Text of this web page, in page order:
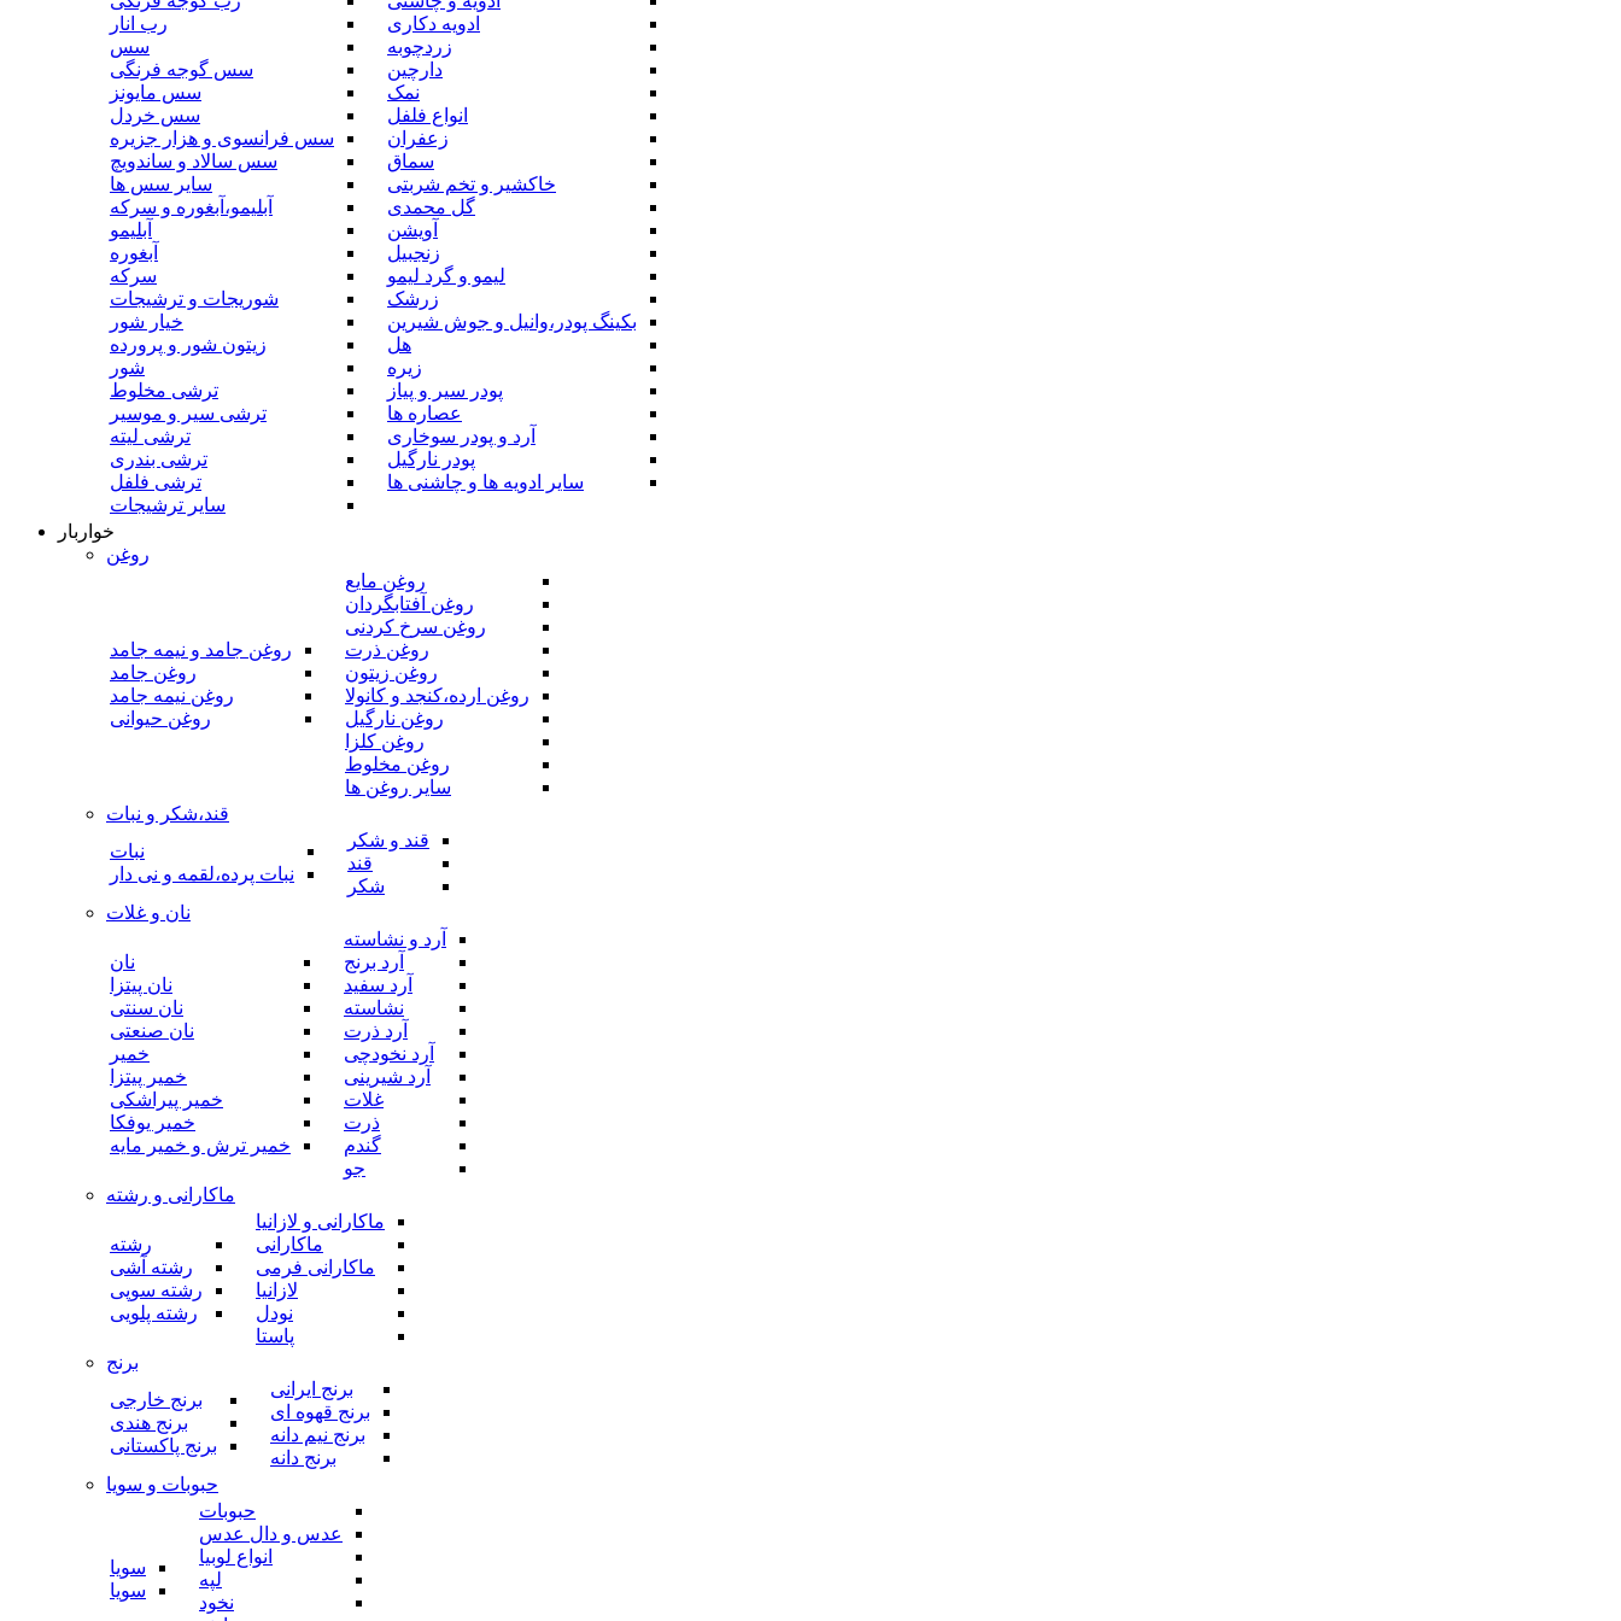
ادویه دکاری
زردچوبه
دارچین
نمک
انواع فلفل
زعفران
سماق
خاکشیر و تخم شربتی
گل محمدی
آویشن
زنجبیل
لیمو و گرد لیمو
زرشک
بکینگ پودر،وانیل و جوش شیرین
هل
زیره
پودر سیر و پیاز
عصاره ها
آرد و پودر سوخاری
پودر نارگیل
سایر ادویه ها و چاشنی ها
رب انار
سس
سس گوجه فرنگی
سس مایونز
سس خردل
سس فرانسوی و هزار جزیره
سس سالاد و ساندویچ
سایر سس ها
آبلیمو،آبغوره و سرکه
آبلیمو
آبغوره
سرکه
شوریجات و ترشیجات
خیار شور
زیتون شور و پرورده
شور
ترشی مخلوط
ترشی سیر و موسیر
ترشی لیته
ترشی بندری
ترشی فلفل
سایر ترشیجات
خواربار
روغن
روغن مایع
روغن آفتابگردان
روغن سرخ کردنی
روغن ذرت
روغن زیتون
روغن ارده،کنجد و کانولا
روغن نارگیل
روغن کلزا
روغن مخلوط
سایر روغن ها
روغن جامد و نیمه جامد
روغن جامد
روغن نیمه جامد
روغن حیوانی
قند،شکر و نبات
قند و شکر
قند
شکر
نبات
نبات پرده،لقمه و نی دار
نان و غلات
آرد و نشاسته
آرد برنج
آرد سفید
نشاسته
آرد ذرت
آرد نخودچی
آرد شیرینی
غلات
ذرت
گندم
جو
نان
نان پیتزا
نان سنتی
نان صنعتی
خمیر
خمیر پیتزا
خمیر پیراشکی
خمیر یوفکا
خمیر ترش و خمیر مایه
ماکارانی و رشته
ماکارانی و لازانیا
ماکارانی
ماکارانی فرمی
لازانیا
نودل
پاستا
رشته
رشته آشی
رشته سوپی
رشته پلویی
برنج
برنج ایرانی
برنج قهوه ای
برنج نیم دانه
برنج دانه
برنج خارجی
برنج هندی
برنج پاکستانی
حبوبات و سویا
حبوبات
عدس و دال عدس
انواع لوبیا
لپه
نخود
سویا
سویا